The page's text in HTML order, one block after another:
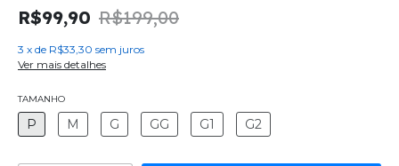
R$99,90 R$199,00
3 x de R$33,30 sem juros
Ver mais detalhes
TAMANHO
P M G GG G1 G2